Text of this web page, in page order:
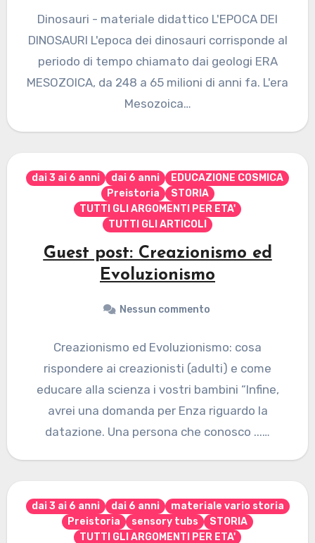
Dinosauri - materiale didattico L'EPOCA DEI
DINOSAURI L'epoca dei dinosauri corrisponde al
periodo di tempo chiamato dai geologi ERA
MESOZOICA, da 248 a 65 milioni di anni fa. L'era
Mesozoica…
dai 3 ai 6 anni dai 6 anni
EDUCAZIONE COSMICA
Preistoria
STORIA
TUTTI GLI ARGOMENTI PER ETA'
TUTTI GLI ARTICOLI
Guest post: Creazionismo ed
Evoluzionismo
Nessun commento
Creazionismo ed Evoluzionismo: cosa
rispondere ai creazionisti (adulti) e come
educare alla scienza i vostri bambini “Infine,
avrei una domanda per Enza riguardo la
datazione. Una persona che conosco ...…
dai 3 ai 6 anni dai 6 anni
materiale vario storia
Preistoria
sensory tubs
STORIA
TUTTI GLI ARGOMENTI PER ETA'